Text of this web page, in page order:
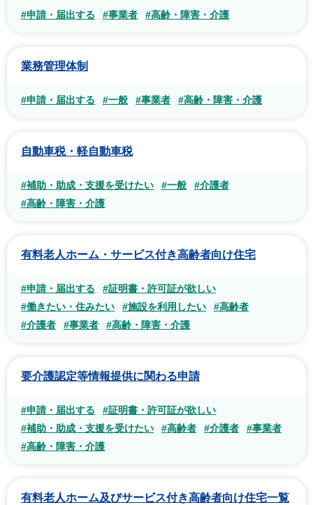
#申請・届出する #事業者 #高齢・障害・介護
業務管理体制
#申請・届出する #一般 #事業者 #高齢・障害・介護
自動車税・軽自動車税
#補助・助成・支援を受けたい #一般
#介護者
#高齢・障害・介護
有料老人ホーム・サービス付き高齢者向け住宅
#申請・届出する
#証明書・許可証が欲しい
#働きたい・住みたい
#施設を利用したい
#高齢者
#介護者
#事業者 #高齢・障害・介護
要介護認定等情報提供に関わる申請
#申請・届出する
#証明書・許可証が欲しい
#補助・助成・支援を受けたい
#高齢者 #介護者
#事業者
#高齢・障害・介護
有料老人ホーム及びサービス付き高齢者向け住宅一覧